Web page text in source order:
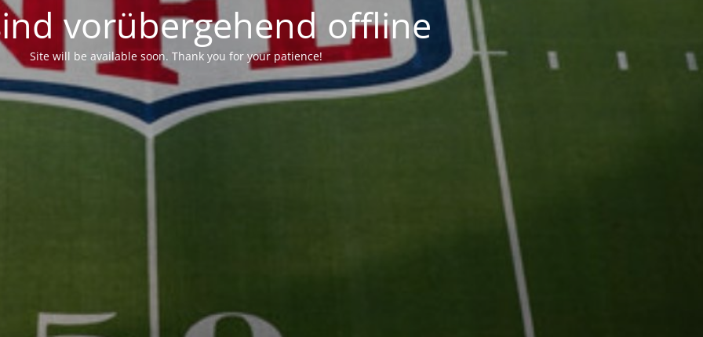
vorübergehend offline
Site will be available soon. Thank you for your patience!